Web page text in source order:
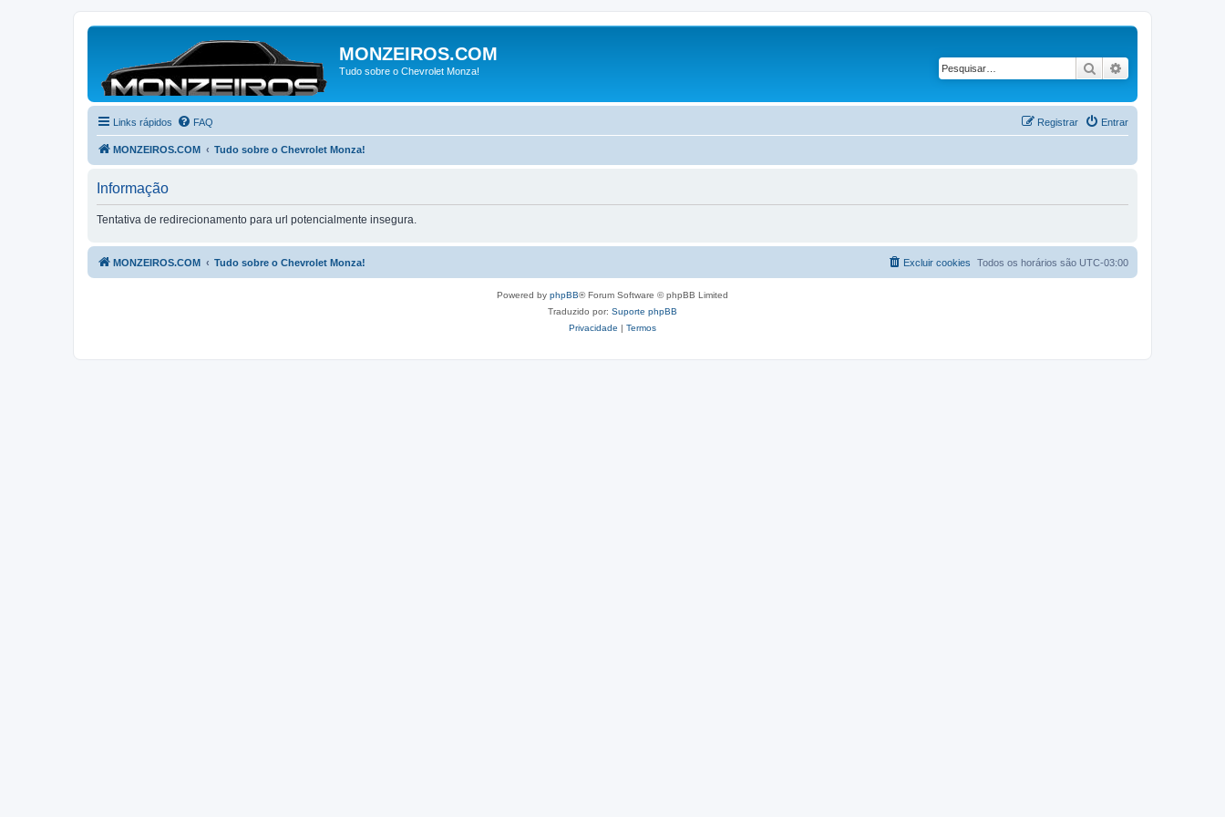
MONZEIROS.COM
Tudo sobre o Chevrolet Monza! Pesquisar
Links rápidos FAQ Entrar
Registrar
MONZEIROS.COM Tudo sobre o Chevrolet Monza!
Informação
Tentativa de redirecionamento para url potencialmente insegura.
MONZEIROS.COM Tudo sobre o Chevrolet Monza! Todos os horários são UTC-03:00
Excluir cookies
Powered by phpBB® Forum Software © phpBB Limited
Traduzido por: Suporte phpBB
Privacidade | Termos